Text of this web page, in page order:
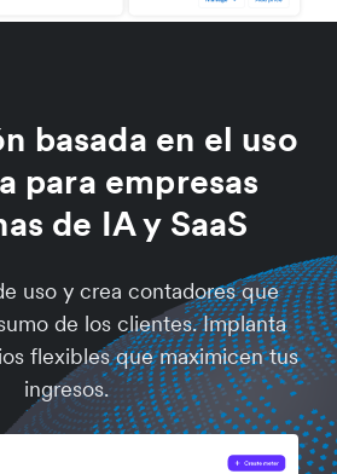
basada en el uso
para empresas
de IA y SaaS
uso y crea contadores que
de los clientes. Implanta
flexibles que maximicen tus
ingresos.